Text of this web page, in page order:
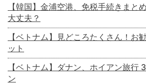
【韓国】金浦空港、免税手続きまと
大丈夫？
【ベトナム】見どころたくさん！お
ット
【ベトナム】ダナン、ホイアン旅行
ン